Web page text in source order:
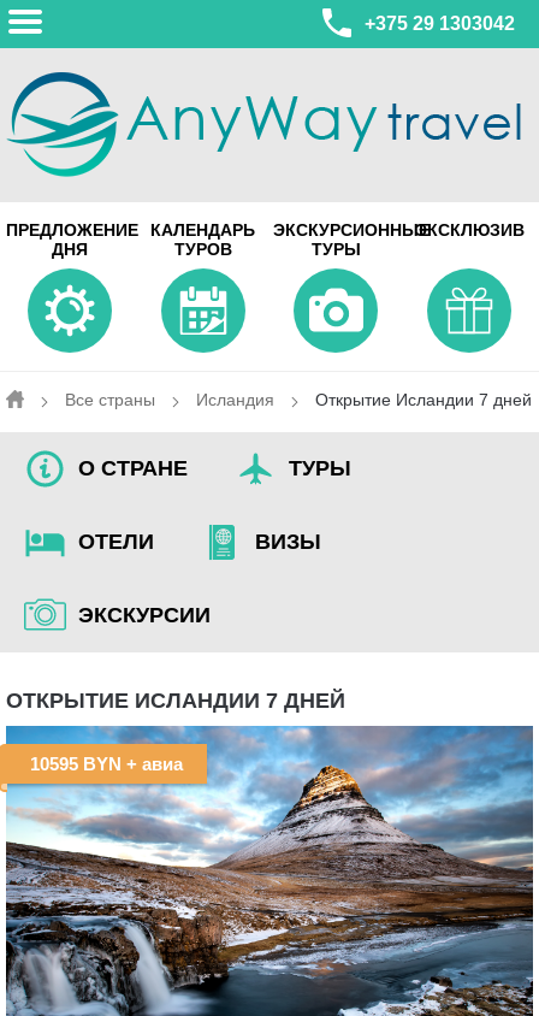
+375 29 1303042
ул. Леонида Беды, 45-547
смотреть на карте
МИНСК
Турагентство Coral Travel
ул. Притыцкого 156/1 пом.37
ул. Скрыганова 4б пом.487
ПРЕДЛОЖЕНИЕ
ДНЯ
КАЛЕНДАРЬ
ТУРОВ
ЭКСКУРСИОННЫЕ
ТУРЫ
ЭКСКЛЮЗИВ
Все страны Исландия Открытие Исландии 7 дней
О СТРАНЕ ТУРЫ
ОТЕЛИ ВИЗЫ
ЭКСКУРСИИ
ОТКРЫТИЕ ИСЛАНДИИ 7 ДНЕЙ
10595 BYN + авиа